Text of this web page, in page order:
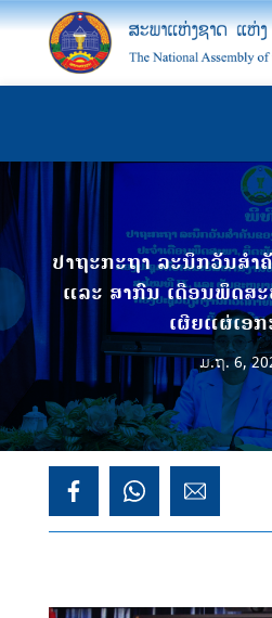
ປາຖະກະຖາ ລະນຶກວັນສໍາ
ແລະ ສາກົນ ເດືອນພຶດສ
ເຜີຍແຜ່ເອ
ມ.ຖ. 6,